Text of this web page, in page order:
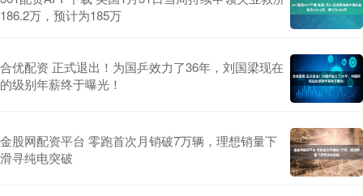
186.2万，预计为185万
合优配资 正式退出！为国乒效力了36年，刘国梁现在
的级别年薪终于曝光！
金股网配资平台 零跑首次月销破7万辆，理想销量下
滑寻纯电突破